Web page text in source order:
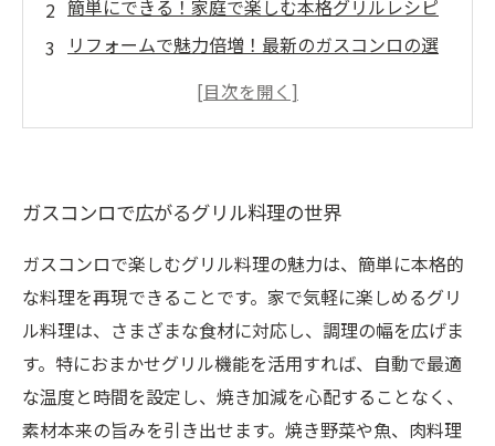
簡単にできる！家庭で楽しむ本格グリルレシピ
リフォームで魅力倍増！最新のガスコンロの選
あなたの料理をグレードアップ！ガスコンロの
活用法
美味しいグリル料理を楽しむためのポイントま
とめ
ガスコンロで広がるグリル料理の世界
ガスコンロで楽しむグリル料理の魅力は、簡単に本格的
な料理を再現できることです。家で気軽に楽しめるグリ
ル料理は、さまざまな食材に対応し、調理の幅を広げま
す。特におまかせグリル機能を活用すれば、自動で最適
な温度と時間を設定し、焼き加減を心配することなく、
素材本来の旨みを引き出せます。焼き野菜や魚、肉料理